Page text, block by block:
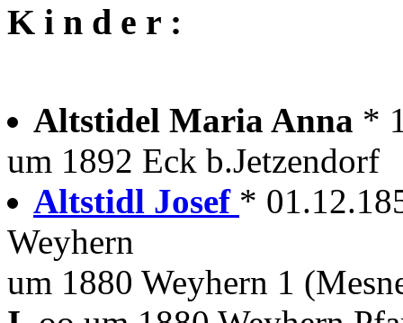
K i n d e r :
Altstidel Maria Anna *
um 1892 Eck b.Jetzendorf
Altstidl Josef *
Weyhern
um 1880 Weyhern 1